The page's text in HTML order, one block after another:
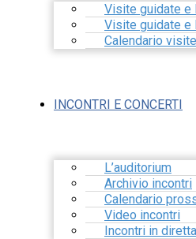
Visite guidate e
Visite guidate e
Calendario
INCONTRI E CONCERTI
L’auditorium
Archivio incontri
Calendario
Video incontri
Incontri in diretta